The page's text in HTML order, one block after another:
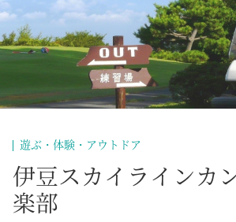
あそぶ
あじわう
イベント
熱海市
沼津市
旅の計画
モデルコース
遊ぶ・体験・アウトドア
伊豆スカイラインカ
楽部